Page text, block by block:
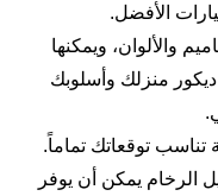
الأفضل.
والألوان، ويمكنها
منزلك وأسلوبك
توقعاتك تماماً.
الرخام يمكن أن يوفر